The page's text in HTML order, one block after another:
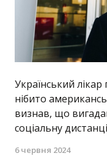
Український
нібито
визнав, що
соціальну
6 червня 2024